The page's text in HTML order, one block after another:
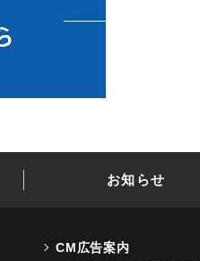
お知らせ
CM広告案内